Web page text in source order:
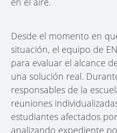
Desde el momento en
situación, el equipo de
para evaluar el alcance
una solución real.
responsables de la
reuniones
estudiantes afectados
analizando expediente